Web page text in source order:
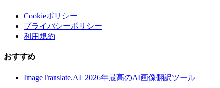
Cookieポリシー
プライバシーポリシー
利用規約
おすすめ
ImageTranslate.AI: 2026年最高のAI画像翻訳ツール